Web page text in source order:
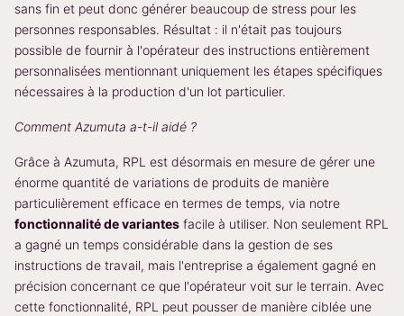
sans fin et peut donc générer beaucoup de stress pour les
personnes responsables. Résultat : il n'était pas toujours
possible de fournir à l'opérateur des instructions entièrement
personnalisées mentionnant uniquement les étapes spécifiques
nécessaires à la production d'un lot particulier.
Comment Azumuta a-t-il aidé ?
Grâce à Azumuta, RPL est désormais en mesure de gérer une
énorme quantité de variations de produits de manière
particulièrement efficace en termes de temps, via notre
fonctionnalité de variantes facile à utiliser. Non seulement RPL
a gagné un temps considérable dans la gestion de ses
instructions de travail, mais l'entreprise a également gagné en
précision concernant ce que l'opérateur voit sur le terrain. Avec
cette fonctionnalité, RPL peut pousser de manière ciblée une